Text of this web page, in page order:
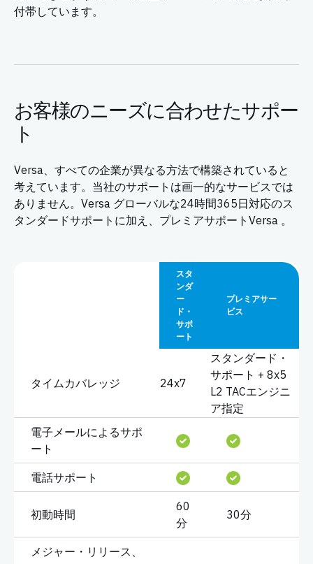
付帯しています。
お客様のニーズに合わせたサポー
ト
Versa、すべての企業が異なる方法で構築されていると
考えています。当社のサポートは画一的なサービスでは
ありません。Versa グローバルな24時間365日対応のス
タンダードサポートに加え、プレミアサポートVersa 。
スタ
ンダ
ー
ド・
サポ
ート
プレミアサー
ビス
タイムカバレッジ 24x7
スタンダード・
サポート + 8x5
L2 TACエンジニ
ア指定
電子メールによるサポ
ート
電話サポート
初動時間
60
分
30分
メジャー・リリース、